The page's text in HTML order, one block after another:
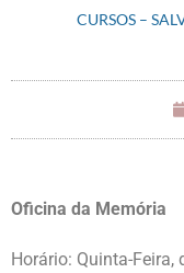
CURSOS –
Oficina da Memória
Horário: Quinta-